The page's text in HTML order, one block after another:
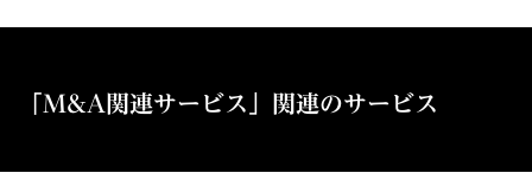
「M&A関連サービス」関連のサービス